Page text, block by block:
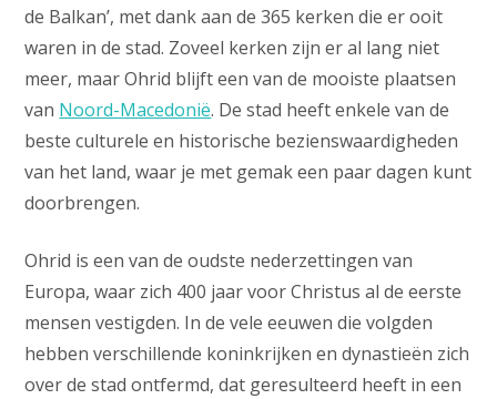
de Balkan’, met dank aan de 365 kerken die er ooit
waren in de stad. Zoveel kerken zijn er al lang niet
meer, maar Ohrid blijft een van de mooiste plaatsen
van Noord-Macedonië. De stad heeft enkele van de
beste culturele en historische bezienswaardigheden
van het land, waar je met gemak een paar dagen kunt
doorbrengen.
Ohrid is een van de oudste nederzettingen van
Europa, waar zich 400 jaar voor Christus al de eerste
mensen vestigden. In de vele eeuwen die volgden
hebben verschillende koninkrijken en dynastieën zich
over de stad ontfermd, dat geresulteerd heeft in een